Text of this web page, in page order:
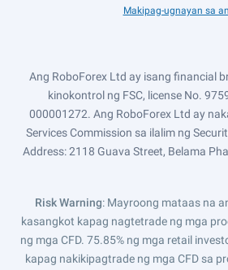
Makipag-ugnayan sa
Ang RoboForex Ltd ay isang financial
kinokontrol ng FSC, license No.
000001272. Ang RoboForex Ltd ay
Services Commission sa ilalim ng
Address: 2118 Guava Street, Belama
Risk Warning: Mayroong mataas na
kasangkot kapag nagtetrade ng mga
ng mga CFD. 75.85% ng mga retail
kapag nakikipagtrade ng mga CFD sa